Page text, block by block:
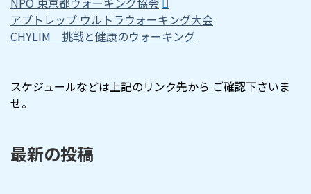
アプトレップ ウルトラウォーキング大会
CHYLIM 挑戦と健康のウォーキング
スケジュールなどは上記のリンク先から ご確認下さいま
せ。
最新の投稿